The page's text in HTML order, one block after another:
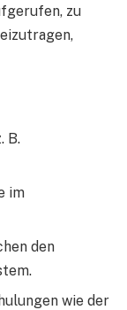
zu
B.
im
den
wie der